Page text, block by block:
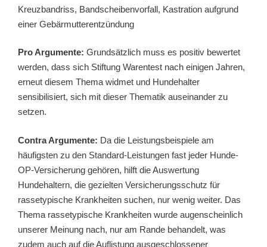
Kreuzbandriss, Bandscheibenvorfall, Kastration aufgrund
einer Gebärmutterentzündung
Pro Argumente: Grundsätzlich muss es positiv bewertet
werden, dass sich Stiftung Warentest nach einigen Jahren,
erneut diesem Thema widmet und Hundehalter
sensibilisiert, sich mit dieser Thematik auseinander zu
setzen.
Contra Argumente: Da die Leistungsbeispiele am
häufigsten zu den Standard-Leistungen fast jeder Hunde-
OP-Versicherung gehören, hilft die Auswertung
Hundehaltern, die gezielten Versicherungsschutz für
rassetypische Krankheiten suchen, nur wenig weiter. Das
Thema rassetypische Krankheiten wurde augenscheinlich
unserer Meinung nach, nur am Rande behandelt, was
zudem auch auf die Auflistung ausgeschlossener